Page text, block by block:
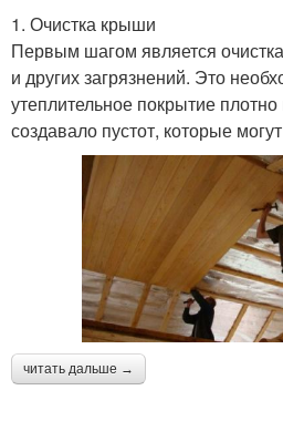
1. Очистка крыши
Первым шагом является
и других загрязнений. Это
утеплительное покрытие
создавало пустот, которые
читать дальше →